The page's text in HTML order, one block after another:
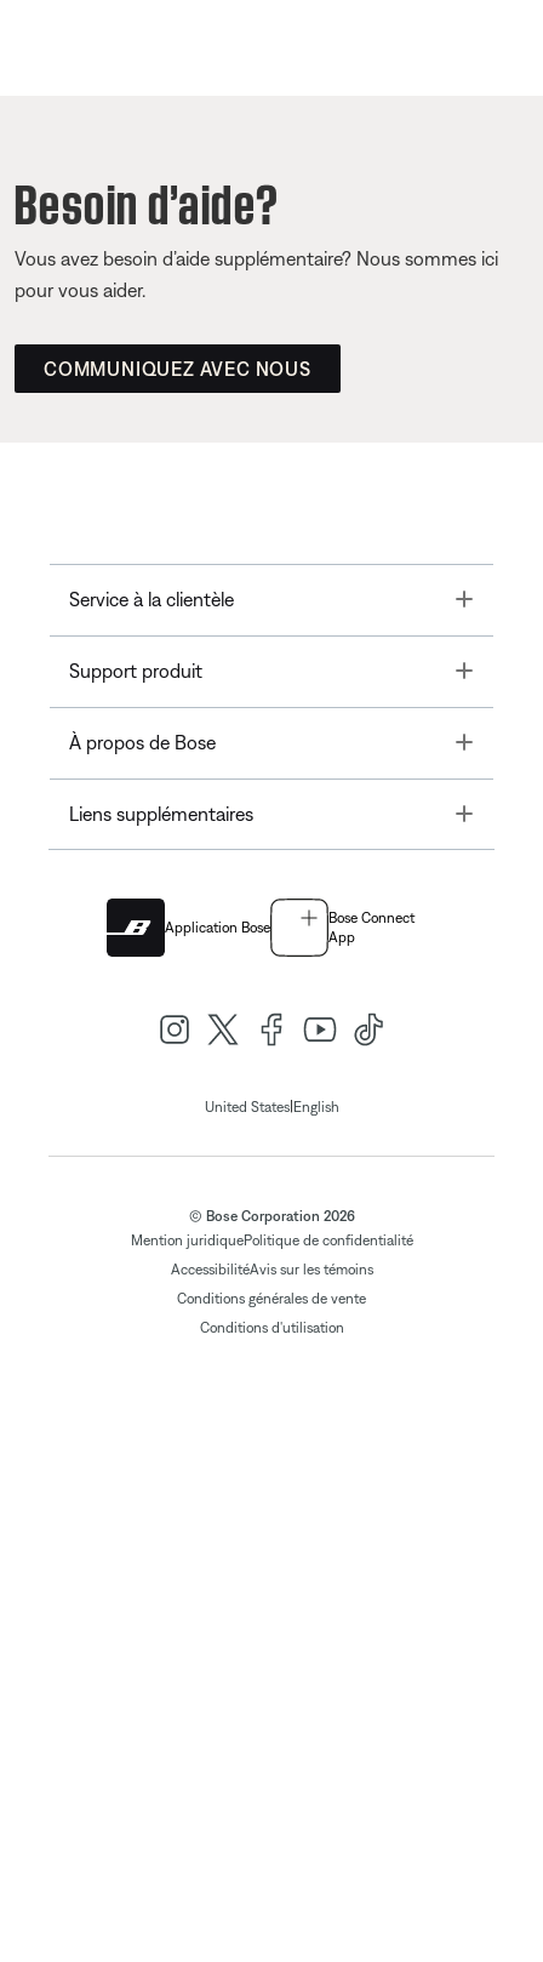
Besoin d’aide?
Vous avez besoin d’aide supplémentaire? Nous sommes ici
pour vous aider.
COMMUNIQUEZ AVEC NOUS
Service à la clientèle Toggle
Support produit Toggle
À propos de Bose Toggle
Liens supplémentaires Toggle
Application Bose
Bose Connect
App
United States| English
© Bose Corporation 2026
Mention juridiquePolitique de confidentialité
AccessibilitéAvis sur les témoins
Conditions générales de vente
Conditions d'utilisation